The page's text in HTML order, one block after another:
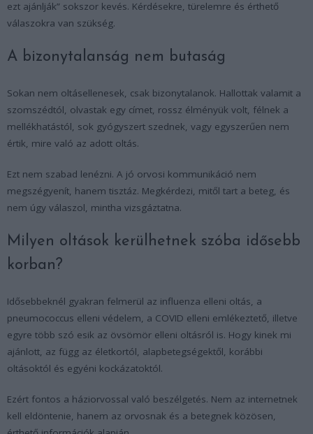
ezt ajánlják” sokszor kevés. Kérdésekre, türelemre és érthető
válaszokra van szükség.
A bizonytalanság nem butaság
Sokan nem oltásellenesek, csak bizonytalanok. Hallottak valamit a
szomszédtól, olvastak egy címet, rossz élményük volt, félnek a
mellékhatástól, sok gyógyszert szednek, vagy egyszerűen nem
értik, mire való az adott oltás.
Ezt nem szabad lenézni. A jó orvosi kommunikáció nem
megszégyenít, hanem tisztáz. Megkérdezi, mitől tart a beteg, és
nem úgy válaszol, mintha vizsgáztatna.
Milyen oltások kerülhetnek szóba idősebb
korban?
Idősebbeknél gyakran felmerül az influenza elleni oltás, a
pneumococcus elleni védelem, a COVID elleni emlékeztető, illetve
egyre több szó esik az övsömör elleni oltásról is. Hogy kinek mi
ajánlott, az függ az életkortól, alapbetegségektől, korábbi
oltásoktól és egyéni kockázatoktól.
Ezért fontos a háziorvossal való beszélgetés. Nem az internetnek
kell eldöntenie, hanem az orvosnak és a betegnek közösen,